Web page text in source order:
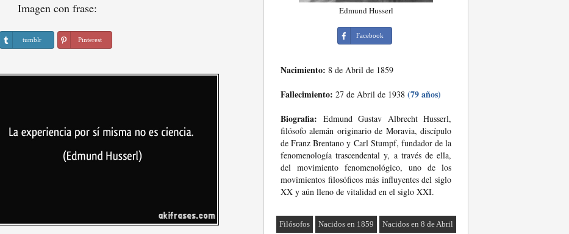
Imagen con frase:
tumblr Pinterest
Edmund Husserl
Facebook
Nacimiento: 8 de Abril de 1859
Fallecimiento: 27 de Abril de 1938 (79 años)
Biografia: Edmund Gustav Albrecht Husserl,
filósofo alemán originario de Moravia, discípulo
de Franz Brentano y Carl Stumpf, fundador de la
fenomenología trascendental y, a través de ella,
del movimiento fenomenológico, uno de los
movimientos filosóficos más influyentes del siglo
XX y aún lleno de vitalidad en el siglo XXI.
Filósofos Nacidos en 1859 Nacidos en 8 de Abril